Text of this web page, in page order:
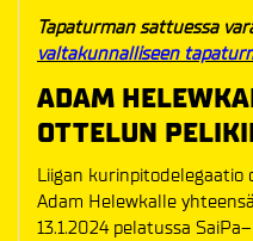
Tapaturman sattuessa
valtakunnalliseen
ADAM
OTTELUN
Liigan kurinpitodelegaatio
Adam Helewkalle
13.1.2024 pelatussa